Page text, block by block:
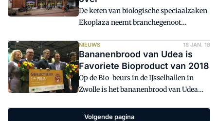
uitgereikt. Doel van deze verkiezingen is
de biologische speciaalzaakbranche
positief in de spotlights te zetten.
De keten van biologische speciaalzaken
Ekoplaza neemt branchegenoot
partij stond al enige tijd in de etalage.
NIEUWS 18 JAN. 18
Bananenbrood van Udea is
Favoriete Bioproduct van 2018
Op de Bio-beurs in de IJsselhallen in
Zwolle is het bananenbrood van Udea
Volgende pagina